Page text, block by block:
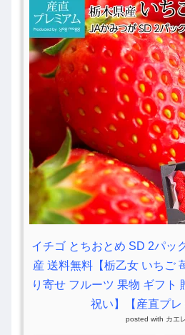
イチゴ とちおとめ SD 2パッ
産 送料無料【栃乙女 いちご
り寄せ フルーツ 果物 ギフト
祝い】【産直プレ
posted with カエ